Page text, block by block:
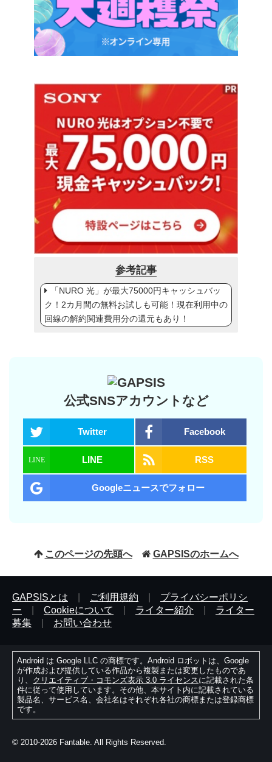
参考記事
「NURO 光」が最大75000円キャッシュバッ
ク！2カ月間の無料お試しも可能！現在利用中の
回線の解約関連費用分の還元もあり！
公式SNSアカウントなど
Twitter Facebook
LINE RSS
Googleニュースでフォロー
このページの先頭へ GAPSISのホームへ
GAPSISとは ご利用規約
プライバシーポリシ
ー
Cookieについて ライター紹介
ライター
募集
お問い合わせ
Android は Google LLC の商標です。Android ロボットは、Google
が作成および提供している作品から複製または変更したものであ
り、 クリエイティブ・コモンズ表示 3.0 ライセンスに記載された条
件に従って使用しています。その他、本サイト内に記載されている
製品名、サービス名、会社名はそれぞれ各社の商標または登録商標
です。
© 2010-2026 Fantable. All Rights Reserved.